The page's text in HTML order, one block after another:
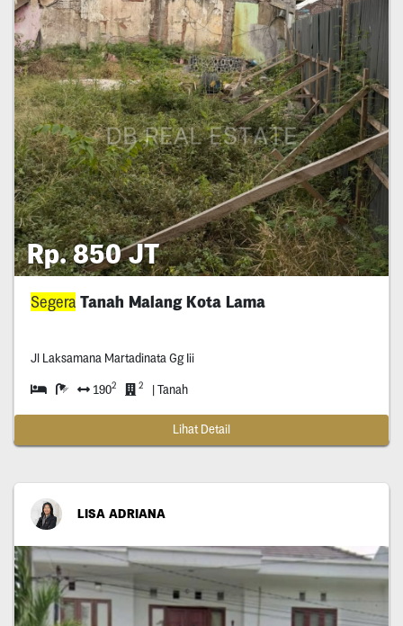
Rp. 850 JT
SegeraTanah Malang Kota Lama
Jl Laksamana Martadinata Gg Iii
1902 2 | Tanah
Lihat Detail
LISA ADRIANA